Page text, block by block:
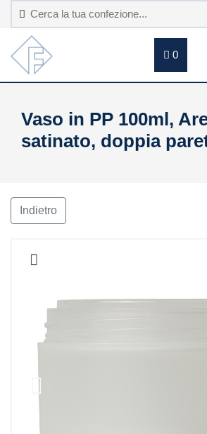
0
Vaso in PP 100ml,
satinato, doppia
Indietro